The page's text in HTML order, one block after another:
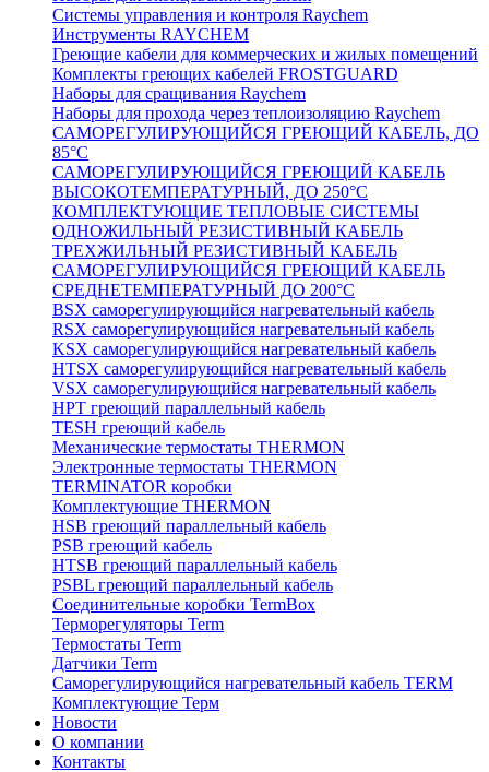
Системы управления и контроля Raychem
Инструменты RAYCHEM
Греющие кабели для коммерческих и жилых помещений
Комплекты греющих кабелей FROSTGUARD
Наборы для сращивания Raychem
Наборы для прохода через теплоизоляцию Raychem
САМОРЕГУЛИРУЮЩИЙСЯ ГРЕЮЩИЙ КАБЕЛЬ, ДО
85°С
САМОРЕГУЛИРУЮЩИЙСЯ ГРЕЮЩИЙ КАБЕЛЬ
ВЫСОКОТЕМПЕРАТУРНЫЙ, ДО 250°С
КОМПЛЕКТУЮЩИЕ ТЕПЛОВЫЕ СИСТЕМЫ
ОДНОЖИЛЬНЫЙ РЕЗИСТИВНЫЙ КАБЕЛЬ
ТРЕХЖИЛЬНЫЙ РЕЗИСТИВНЫЙ КАБЕЛЬ
САМОРЕГУЛИРУЮЩИЙСЯ ГРЕЮЩИЙ КАБЕЛЬ
СРЕДНЕТЕМПЕРАТУРНЫЙ ДО 200°С
BSX саморегулирующийся нагревательный кабель
RSX саморегулирующийся нагревательный кабель
KSX саморегулирующийся нагревательный кабель
HTSX саморегулирующийся нагревательный кабель
VSX саморегулирующийся нагревательный кабель
НРТ греющий параллельный кабель
TESH греющий кабель
Механические термостаты THERMON
Электронные термостаты THERMON
TERMINATOR коробки
Комплектующие THERMON
HSB греющий параллельный кабель
PSB греющий кабель
HTSB греющий параллельный кабель
PSBL греющий параллельный кабель
Соединительные коробки TermBox
Терморегуляторы Term
Термостаты Term
Датчики Term
Саморегулирующийся нагревательный кабель TERM
Комплектующие Терм
Новости
О компании
Контакты